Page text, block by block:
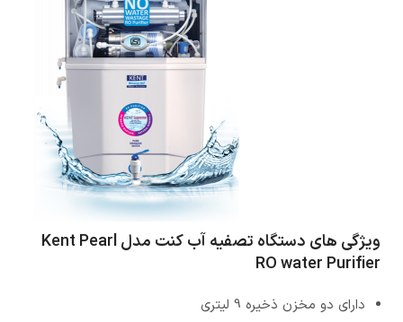
ویژگی های دستگاه تصفیه آب کنت مدل Kent Pearl
RO water Purifier
دارای دو مخزن ذخیره 9 لیتری